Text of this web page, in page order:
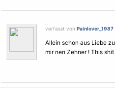
verfasst von Painlover_1987
Allein schon aus Liebe
mir nen Zehner ! This